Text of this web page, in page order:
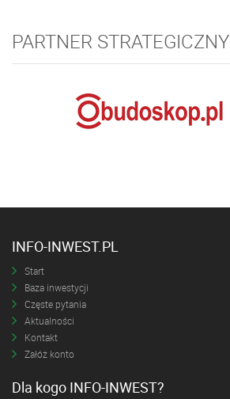
PARTNER STRATEGICZNY
INFO-INWEST.PL
Start
Baza inwestycji
Częste pytania
Aktualności
Kontakt
Załóż konto
Dla kogo INFO-INWEST?